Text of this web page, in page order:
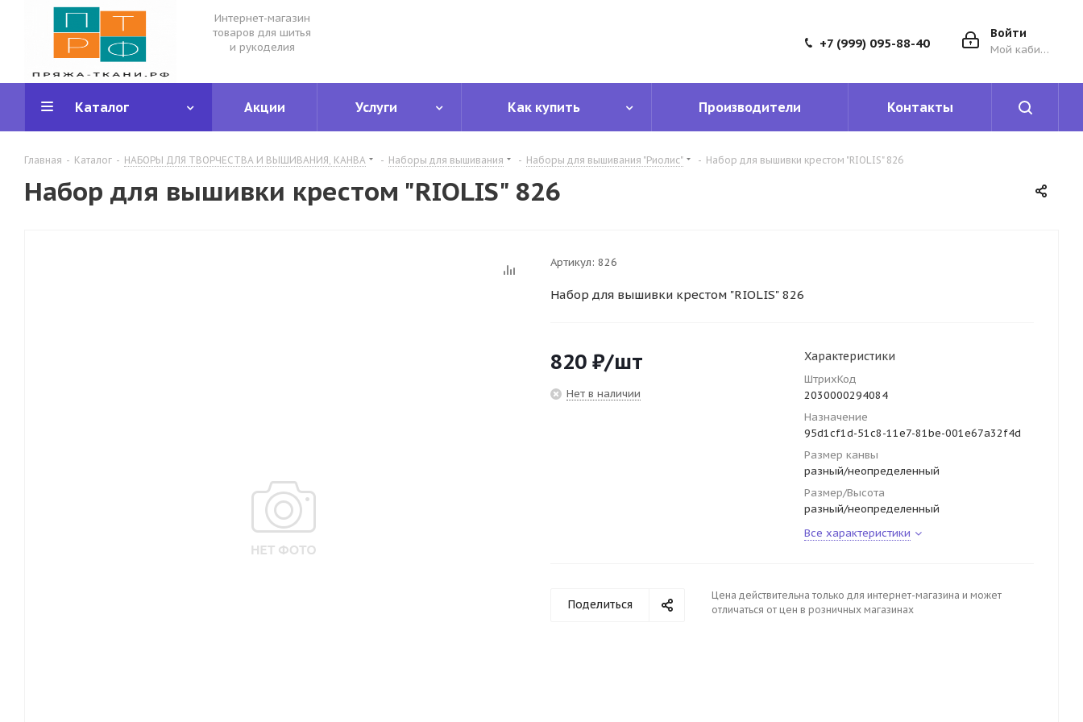
Интернет-магазин
товаров для шитья
и рукоделия
Войти
Мой кабинет
+7 (999) 095-88-40
Каталог Акции Услуги Как купить Производители Контакты
Главная - Каталог - НАБОРЫ ДЛЯ ТВОРЧЕСТВА И ВЫШИВАНИЯ, КАНВА - Наборы для вышивания - Наборы для вышивания "Риолис" - Набор для вышивки крестом "RIOLIS" 826
Набор для вышивки крестом "RIOLIS" 826
Артикул: 826
Набор для вышивки крестом "RIOLIS" 826
820 ₽/шт
Нет в наличии
Характеристики
ШтрихКод
2030000294084
Назначение
95d1cf1d-51c8-11e7-81be-001e67a32f4d
Размер канвы
разный/неопределенный
Размер/Высота
разный/неопределенный
Все характеристики
Поделиться
Цена действительна только для интернет-магазина и может
отличаться от цен в розничных магазинах